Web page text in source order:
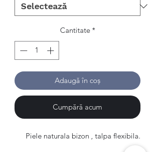
Cantitate *
Adaugă în coș
Cumpără acum
Piele naturala bizon , talpa flexibila.